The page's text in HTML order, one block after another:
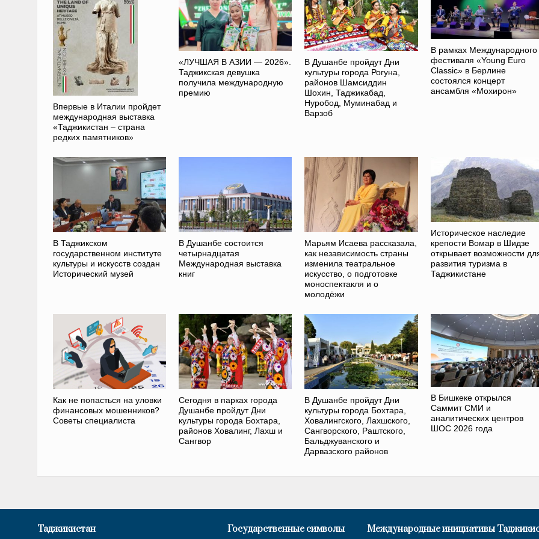
Впервые в Италии пройдет
международная выставка
«Таджикистан – страна
редких памятников»
«ЛУЧШАЯ В АЗИИ — 2026».
Таджикская девушка
получила международную
премию
В Душанбе пройдут Дни
культуры города Рогуна,
районов Шамсиддин
Шохин, Таджикабад,
Нуробод, Муминабад и
Варзоб
В рамках Международного
фестиваля «Young Euro
Classic» в Берлине
состоялся концерт
ансамбля «Мохирон»
В Таджикском
государственном институте
культуры и искусств создан
Исторический музей
В Душанбе состоится
четырнадцатая
Международная выставка
книг
Марьям Исаева рассказала,
как независимость страны
изменила театральное
искусство, о подготовке
моноспектакля и о
молодёжи
Историческое наследие
крепости Вомар в Шидзе
открывает возможности
развития туризма в
Таджикистане
Как не попасться на уловки
финансовых мошенников?
Советы специалиста
Сегодня в парках города
Душанбе пройдут Дни
культуры города Бохтара,
районов Ховалинг, Лахш и
Сангвор
В Душанбе пройдут Дни
культуры города Бохтара,
Ховалингского, Лахшского,
Сангворского, Раштского,
Бальджуванского и
Дарвазского районов
В Бишкеке открылся
Саммит СМИ и
аналитических центров
ШОС 2026 года
Таджикистан Государственные символы Международные инициативы